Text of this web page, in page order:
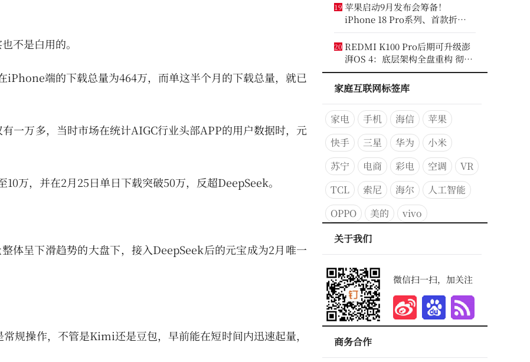
不是白用的。
端的下载总量为464万，而单这半个月的下载总量，就已
一万多，当时市场在统计AIGC行业头部APP的用户数据时，元
万，并在2月25日单日下载突破50万，反超DeepSeek。
体呈下滑趋势的大盘下，接入DeepSeek后的元宝成为2月唯一
规操作，不管是Kimi还是豆包，早前能在短时间内迅速起量，
19 苹果启动9月发布会筹备！
iPhone 18 Pro系列、首款折叠
iPhone将亮相
20 REDMI K100 Pro后期可升级澎
湃OS 4：底层架构全盘重构 彻底
剥离MIUI遗留代码
家庭互联网标签库
家电 手机 海信
苹果
快手
三星 华为
小米
苏宁
电商 彩电 空调
VR
TCL
索尼 海尔
人工智能
OPPO
美的
vivo
关于我们
微信扫一扫，加关注
商务合作